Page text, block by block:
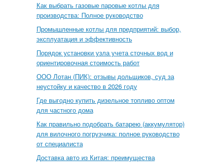
Как выбрать газовые паровые котлы для
производства: Полное руководство
Промышленные котлы для предприятий: выбор,
эксплуатация и эффективность
Порядок установки узла учета сточных вод и
ориентировочная стоимость работ
ООО Лотан (ПИК): отзывы дольщиков, суд за
неустойку и качество в 2026 году
Где выгодно купить дизельное топливо оптом
для частного дома
Как правильно подобрать батарею (аккумулятор)
для вилочного погрузчика: полное руководство
от специалиста
Доставка авто из Китая: преимущества